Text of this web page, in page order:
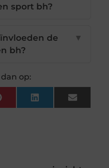
sport bh?
de
bh?
▼
op:
PinterestLinkedInEmail